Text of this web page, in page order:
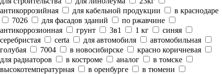
антикоррозийная
для кабельной продукции
в краснодаре
7026
для фасадов зданий
по ржавчине
антикоррозионная
грунт 3в1 1 кг
синяя
серебристая
certa для автомобиля
автомобильная
голубая
7004 в новосибирске
красно коричневая
для радиаторов
в костроме аналог
в томске
высокотемпературная
в оренбурге
в тюмени